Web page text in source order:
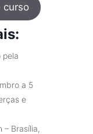
curso
pela
a 5
e
– Brasília,